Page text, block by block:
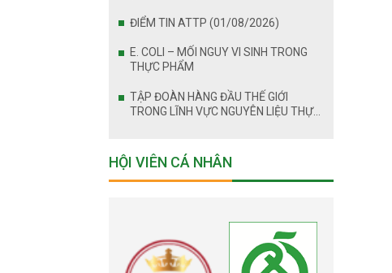
ĐIỂM TIN ATTP (01/08/2026)
E. COLI – MỐI NGUY VI SINH TRONG
THỰC PHẨM
TẬP ĐOÀN HÀNG ĐẦU THẾ GIỚI
TRONG LĨNH VỰC NGUYÊN LIỆU THỰC
HỘI VIÊN CÁ NHÂN